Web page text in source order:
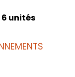
unités